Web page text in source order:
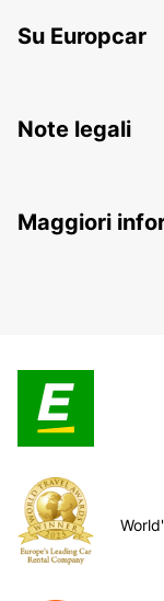
Su Europcar
Note legali
Maggiori